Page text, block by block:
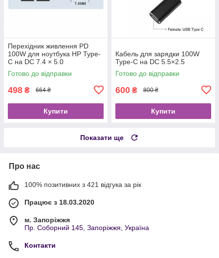
Перехідник живлення PD
100W для ноутбука HP Type-
C на DC 7.4 × 5.0
Готово до відправки
498 ₴ 664 ₴
Купити
Кабель для зарядки 100W
Type-C на DC 5.5×2.5
Готово до відправки
600 ₴ 800 ₴
Купити
Показати ще
Про нас
100% позитивних з 421 відгука за рік
Працює з 18.03.2020
м. Запоріжжя
Пр. Соборний 145, Запоріжжя, Україна
Контакти